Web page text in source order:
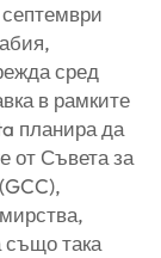
сред
в рамките
планира да
от Съвета за
така